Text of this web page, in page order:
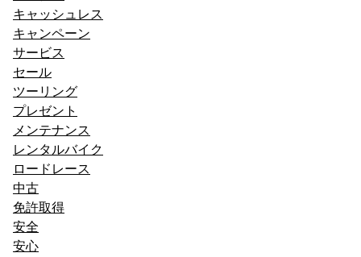
キャッシュレス
キャンペーン
サービス
セール
ツーリング
プレゼント
メンテナンス
レンタルバイク
ロードレース
中古
免許取得
安全
安心